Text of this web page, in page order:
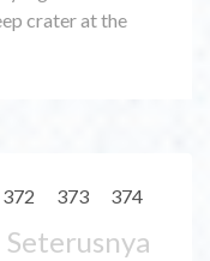
crater at the
372 373
374
Seterusnya